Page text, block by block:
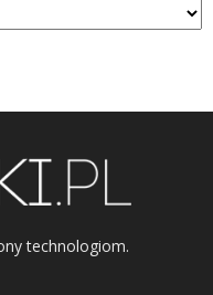
technologiom.